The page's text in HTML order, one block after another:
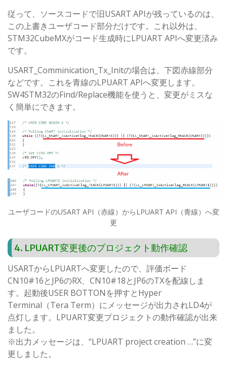
従って、ソースコードで旧USART APIが残っているのは、
この上書きユーザコード部分だけです。これ以外は、
STM32CubeMXがコード生成時にLPUART APIへ変更済み
です。
USART_Comminication_Tx_Initの場合は、下図赤線部分
などです。これを青線のLPUART APIへ変更します。
SW4STM32のFind/Replace機能を使うと、変更がミスな
く簡単にできます。
ユーザコードのUSART API（赤線）からLPUART API（青線）へ変
更
4. LPUART変更後のプロジェクト動作確認
USARTからLPUARTへ変更したので、評価ボード
CN10#16とJP6のRX、CN10#18とJP6のTXを配線しま
す。起動後USER BOTTONを押すとHyper
Terminal（Tera Term）にメッセージが出力されLD4が
点灯します。LPUART変更プロジェクトの動作確認が出来
ました。
※出力メッセージは、“LPUART project creation …”に変
更しました。